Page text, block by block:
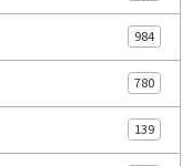
984
780
139